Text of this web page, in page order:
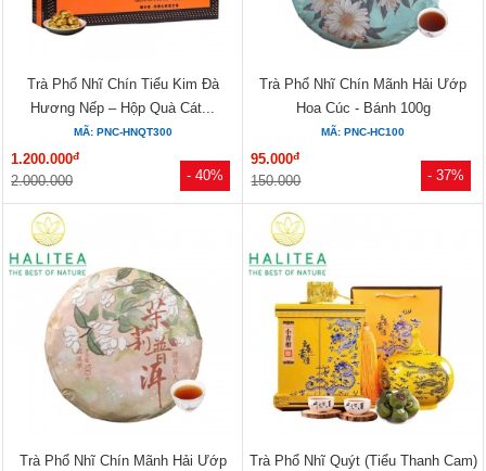
- 40%
Trà Phổ Nhĩ Chín Tiểu Kim Đà
Hương Nếp – Hộp Quà Cát...
MÃ: PNC-HNQT300
1.200.000đ
2.000.000 - 37%
Trà Phổ Nhĩ Chín Mãnh Hải Ướp
Hoa Cúc - Bánh 100g
MÃ: PNC-HC100
95.000đ
150.000
Trà Phổ Nhĩ Chín Mãnh Hải Ướp
Trà Phổ Nhĩ Quýt (Tiểu Thanh Cam)